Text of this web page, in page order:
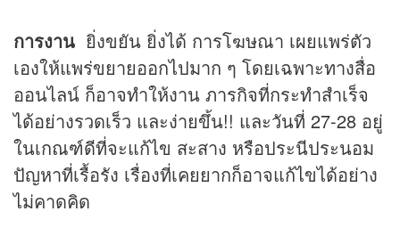
การงาน ยิ่งขยัน ยิ่งได้ การโฆษณา เผยแพร่ตัว
เองให้แพร่ขยายออกไปมาก ๆ โดยเฉพาะทางสื่อ
ออนไลน์ ก็อาจทำให้งาน ภารกิจที่กระทำสำเร็จ
ได้อย่างรวดเร็ว และง่ายขึ้น!! และวันที่ 27-28 อยู่
ในเกณฑ์ดีที่จะแก้ไข สะสาง หรือประนีประนอม
ปัญหาที่เรื้อรัง เรื่องที่เคยยากก็อาจแก้ไขได้อย่าง
ไม่คาดคิด